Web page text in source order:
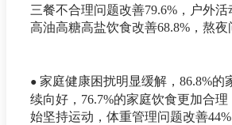
三餐不合理问题改善79.6%，户外活
高油高糖高盐饮食改善68.8%，熬夜
● 家庭健康困扰明显缓解，86.8%的
续向好，76.7%的家庭饮食更加合理
始坚持运动，体重管理问题改善